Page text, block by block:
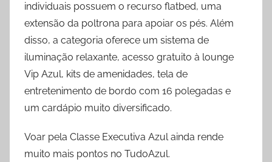
individuais possuem o recurso flatbed, uma
extensão da poltrona para apoiar os pés. Além
disso, a categoria oferece um sistema de
iluminação relaxante, acesso gratuito à lounge
Vip Azul, kits de amenidades, tela de
entretenimento de bordo com 16 polegadas e
um cardápio muito diversificado.
Voar pela Classe Executiva Azul ainda rende
muito mais pontos no TudoAzul.